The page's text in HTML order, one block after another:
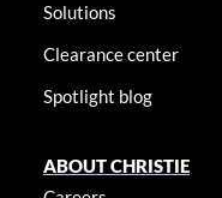
Solutions
Clearance center
Spotlight blog
ABOUT CHRISTIE